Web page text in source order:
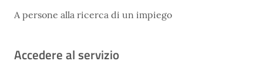
A persone alla ricerca di un impiego
Accedere al servizio